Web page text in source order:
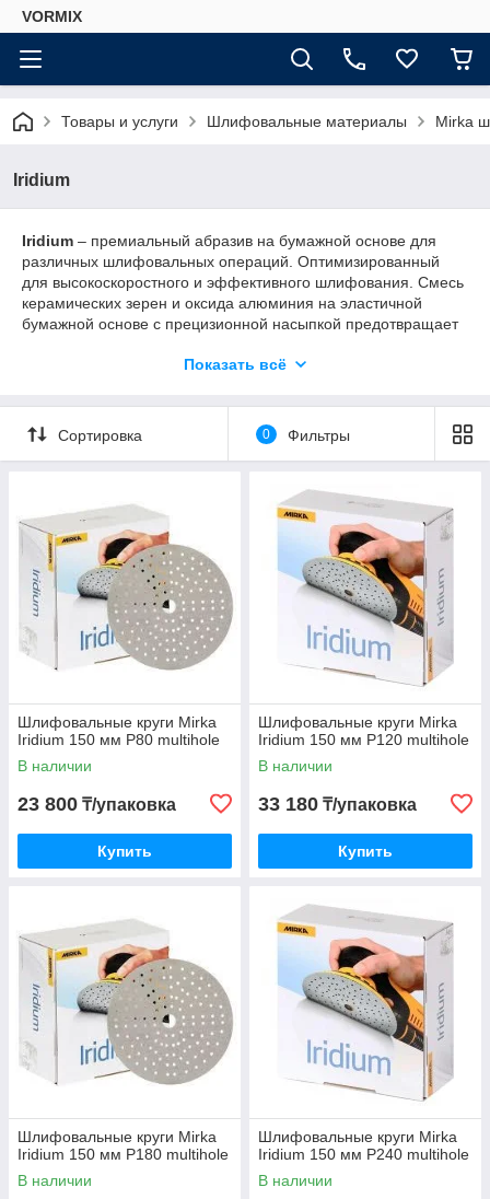
VORMIX
Товары и услуги Шлифовальные материалы Mirka
Iridium
Iridium – премиальный абразив на бумажной основе для
различных шлифовальных операций. Оптимизированный
для высокоскоростного и эффективного шлифования. Смесь
керамических зерен и оксида алюминия на эластичной
бумажной основе с прецизионной насыпкой предотвращает
фактически отталкивает пыль и долго служит, поскольку
пылеудаление благодаря комбинации отверстий Multihole
для дисков и полосок. Iridium показывает превосходный
результат при шлифовании как мягких, так и твердых
Показать всё
Сортировка 0 Фильтры
Шлифовальные круги Mirka
Iridium 150 мм P80 multihole
В наличии
23 800 ₸/упаковка
Купить
Шлифовальные круги Mirka
Iridium 150 мм P120 multihole
В наличии
33 180 ₸/упаковка
Купить
Шлифовальные круги Mirka
Iridium 150 мм P180 multihole
В наличии
Шлифовальные круги Mirka
Iridium 150 мм P240 multihole
В наличии